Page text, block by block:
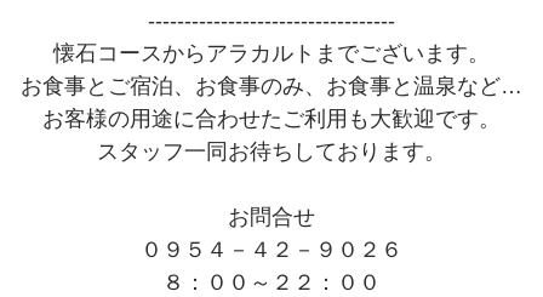
----------------------------------
懐石コースからアラカルトまでございます。
お食事とご宿泊、お食事のみ、お食事と温泉など…
お客様の用途に合わせたご利用も大歓迎です。
スタッフ一同お待ちしております。
お問合せ
０９５４－４２－９０２６
８：００～２２：００